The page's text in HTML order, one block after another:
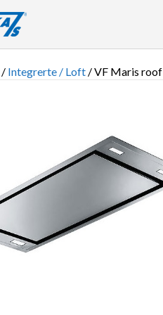
/ Integrerte / Loft / VF Maris roof